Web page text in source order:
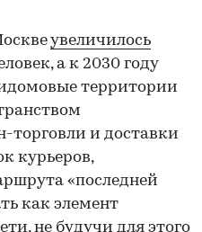
увеличилось
а к 2030 году
территории
торговли и доставки
курьеров,
«последней
как элемент
не будучи для этого